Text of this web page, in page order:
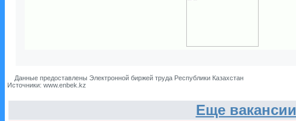
Данные предоставлены Электронной биржей труда Республики Казахстан
Источники: www.enbek.kz
Еще вакансии